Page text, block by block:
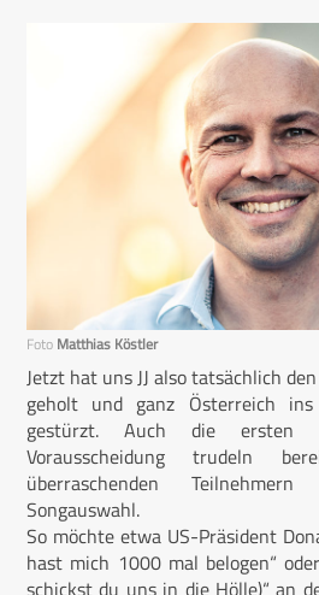
Foto Matthias Köstler
Jetzt hat uns JJ also tatsächlich
geholt und ganz Österreich ins
gestürzt. Auch die ersten
Vorausscheidung trudeln
überraschenden
Songauswahl.
So möchte etwa US-Präsident
hast mich 1000 mal belogen“
schickst du uns in die Hölle)“ an